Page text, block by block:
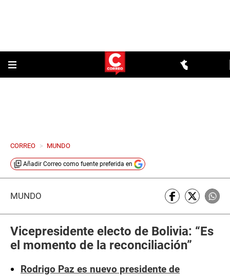
CORREO > MUNDO
Añadir Correo como fuente preferida en
MUNDO
Vicepresidente electo de Bolivia: “Es
el momento de la reconciliación”
Rodrigo Paz es nuevo presidente de